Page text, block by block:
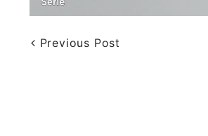
Previous Post